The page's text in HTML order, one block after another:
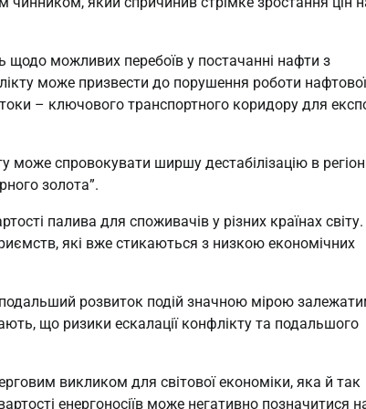
щодо можливих перебоїв у постачанні нафти з
може призвести до порушення роботи нафтової
– ключового транспортного коридору для
спровокувати ширшу дестабілізацію в
золота”.
палива для споживачів у різних країнах
які вже стикаються з низкою економічних
розвиток подій значною мірою
що ризики ескалації конфлікту та подальшого
викликом для світової економіки, яка й так
енергоносіїв може негативно позначитися